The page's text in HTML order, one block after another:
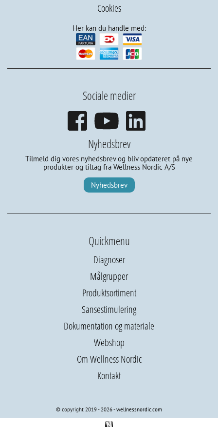
Cookies
Her kan du handle med:
Sociale medier
Nyhedsbrev
Tilmeld dig vores nyhedsbrev og bliv opdateret på nye
produkter og tiltag fra Wellness Nordic A/S
Nyhedsbrev
Quickmenu
Diagnoser
Målgrupper
Produktsortiment
Sansestimulering
Dokumentation og materiale
Webshop
Om Wellness Nordic
Kontakt
© copyright 2019 - 2026 -wellnessnordic.com